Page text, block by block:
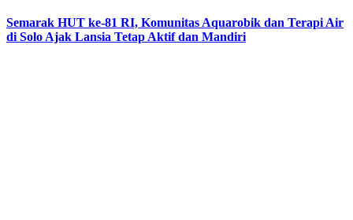
Semarak HUT ke-81 RI, Komunitas Aquarobik dan Terapi Air
di Solo Ajak Lansia Tetap Aktif dan Mandiri